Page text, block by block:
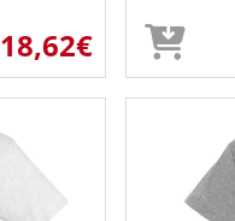
18,62€